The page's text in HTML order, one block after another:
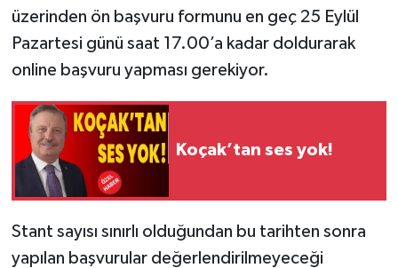
üzerinden ön başvuru formunu en geç 25 Eylül
Pazartesi günü saat 17.00’a kadar doldurarak
online başvuru yapması gerekiyor.
Koçak’tan ses yok!
Stant sayısı sınırlı olduğundan bu tarihten sonra
yapılan başvurular değerlendirilmeyeceği